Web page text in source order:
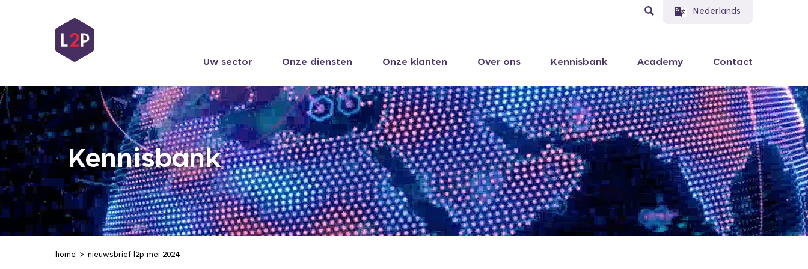
Nederlands
Uw sector Onze diensten Onze klanten Over ons Kennisbank Academy Contact
Kennisbank
home nieuwsbrief l2p mei 2024